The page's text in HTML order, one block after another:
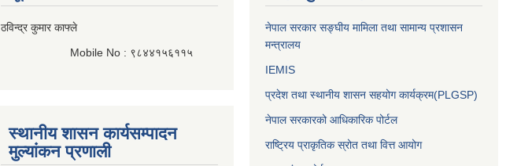
ठविन्द्र कुमार काफ्ले
Mobile No : ९८४४१५६११५
स्थानीय शासन कार्यसम्पादन
मुल्यांकन प्रणाली
नेपाल सरकार सङ्घीय मामिला तथा सामान्य प्रशासन
मन्त्रालय
IEMIS
प्रदेश तथा स्थानीय शासन सहयोग कार्यक्रम(PLGSP)
नेपाल सरकारको आधिकारिक पोर्टल
राष्ट्रिय प्राकृतिक स्रोत तथा वित्त आयोग